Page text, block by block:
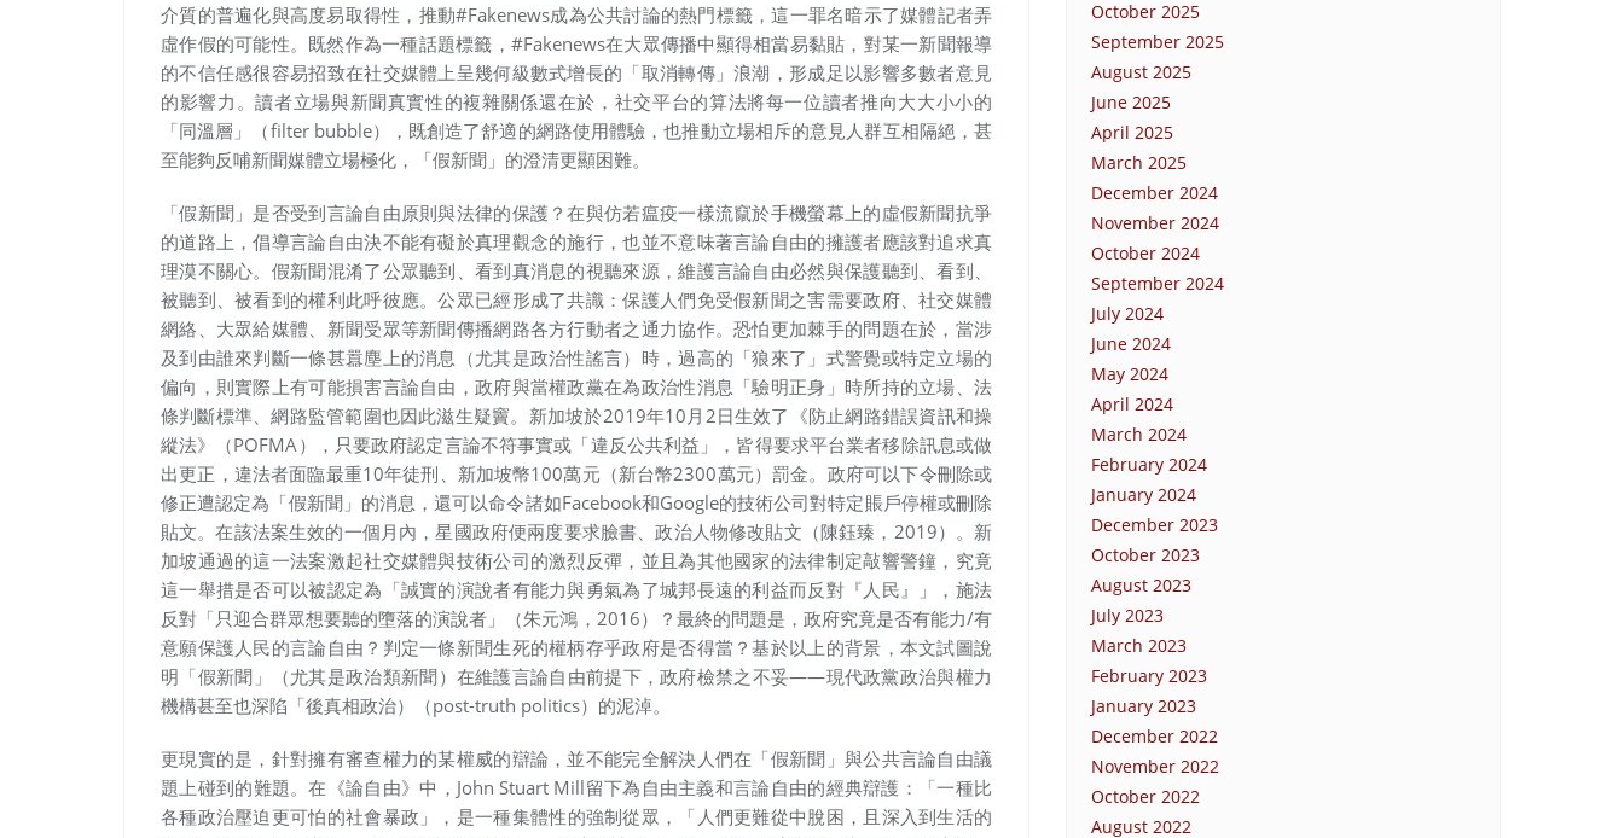
介質的普遍化與高度易取得性，推動#Fakenews成為公共討論的熱門標籤，這一罪名暗示了媒體記者弄
虛作假的可能性。既然作為一種話題標籤，#Fakenews在大眾傳播中顯得相當易黏貼，對某一新聞報導
的不信任感很容易招致在社交媒體上呈幾何級數式增長的「取消轉傳」浪潮，形成足以影響多數者意見
的影響力。讀者立場與新聞真實性的複雜關係還在於，社交平台的算法將每一位讀者推向大大小小的
「同溫層」（filter bubble），既創造了舒適的網路使用體驗，也推動立場相斥的意見人群互相隔絕，甚
至能夠反哺新聞媒體立場極化，「假新聞」的澄清更顯困難。
「假新聞」是否受到言論自由原則與法律的保護？在與仿若瘟疫一樣流竄於手機螢幕上的虛假新聞抗爭
的道路上，倡導言論自由決不能有礙於真理觀念的施行，也並不意味著言論自由的擁護者應該對追求真
理漠不關心。假新聞混淆了公眾聽到、看到真消息的視聽來源，維護言論自由必然與保護聽到、看到、
被聽到、被看到的權利此呼彼應。公眾已經形成了共識：保護人們免受假新聞之害需要政府、社交媒體
網絡、大眾給媒體、新聞受眾等新聞傳播網路各方行動者之通力協作。恐怕更加棘手的問題在於，當涉
及到由誰來判斷一條甚囂塵上的消息（尤其是政治性謠言）時，過高的「狼來了」式警覺或特定立場的
偏向，則實際上有可能損害言論自由，政府與當權政黨在為政治性消息「驗明正身」時所持的立場、法
條判斷標準、網路監管範圍也因此滋生疑竇。新加坡於2019年10月2日生效了《防止網路錯誤資訊和操
縱法》（POFMA），只要政府認定言論不符事實或「違反公共利益」，皆得要求平台業者移除訊息或做
出更正，違法者面臨最重10年徒刑、新加坡幣100萬元（新台幣2300萬元）罰金。政府可以下令刪除或
修正遭認定為「假新聞」的消息，還可以命令諸如Facebook和Google的技術公司對特定賬戶停權或刪除
貼文。在該法案生效的一個月內，星國政府便兩度要求臉書、政治人物修改貼文（陳鈺臻，2019）。新
加坡通過的這一法案激起社交媒體與技術公司的激烈反彈，並且為其他國家的法律制定敲響警鐘，究竟
這一舉措是否可以被認定為「誠實的演說者有能力與勇氣為了城邦長遠的利益而反對『人民』」，施法
反對「只迎合群眾想要聽的墮落的演說者」（朱元鴻，2016）？最終的問題是，政府究竟是否有能力/有
意願保護人民的言論自由？判定一條新聞生死的權柄存乎政府是否得當？基於以上的背景，本文試圖說
明「假新聞」（尤其是政治類新聞）在維護言論自由前提下，政府檢禁之不妥——現代政黨政治與權力
機構甚至也深陷「後真相政治）（post-truth politics）的泥淖。
更現實的是，針對擁有審查權力的某權威的辯論，並不能完全解決人們在「假新聞」與公共言論自由議
題上碰到的難題。在《論自由》中，John Stuart Mill留下為自由主義和言論自由的經典辯護：
「一種比
各種政治壓迫更可怕的社會暴政」
，是一種集體性的強制從眾，「 人們更難從中脫困，且深入到生活的
October 2025
September 2025
August 2025
June 2025
April 2025
March 2025
December 2024
November 2024
October 2024
September 2024
July 2024
June 2024
May 2024
April 2024
March 2024
February 2024
January 2024
December 2023
October 2023
August 2023
July 2023
March 2023
February 2023
January 2023
December 2022
November 2022
October 2022
August 2022